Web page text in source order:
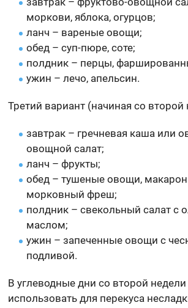
моркови, яблока, огурцов;
ланч – вареные овощи;
обед – суп-пюре, соте;
полдник – перцы,
ужин – лечо, апельсин.
Третий вариант (начиная со второй
завтрак – гречневая каша или
овощной салат;
ланч – фрукты;
обед – тушеные овощи,
морковный фреш;
полдник – свекольный салат с
маслом;
ужин – запеченные овощи с
подливой.
В углеводные дни со второй
использовать для перекуса